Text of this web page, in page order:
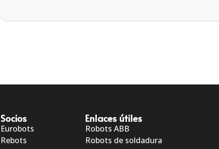
Socios
Eurobots
Rebots
Enlaces útiles
Robots ABB
Robots de soldadura